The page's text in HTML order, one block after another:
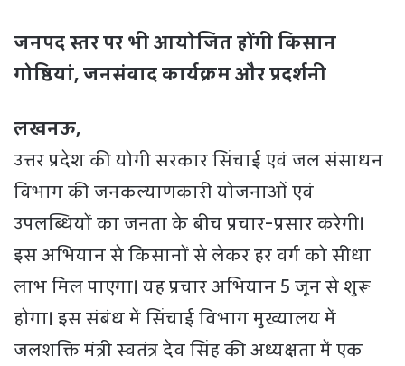
जनपद स्तर पर भी आयोजित होंगी किसान
गोष्ठियां, जनसंवाद कार्यक्रम और प्रदर्शनी
लखनऊ,
उत्तर प्रदेश की योगी सरकार सिंचाई एवं जल संसाधन
विभाग की जनकल्याणकारी योजनाओं एवं
उपलब्धियों का जनता के बीच प्रचार-प्रसार करेगी।
इस अभियान से किसानों से लेकर हर वर्ग को सीधा
लाभ मिल पाएगा। यह प्रचार अभियान 5 जून से शुरू
होगा। इस संबंध में सिंचाई विभाग मुख्यालय में
जलशक्ति मंत्री स्वतंत्र देव सिंह की अध्यक्षता में एक